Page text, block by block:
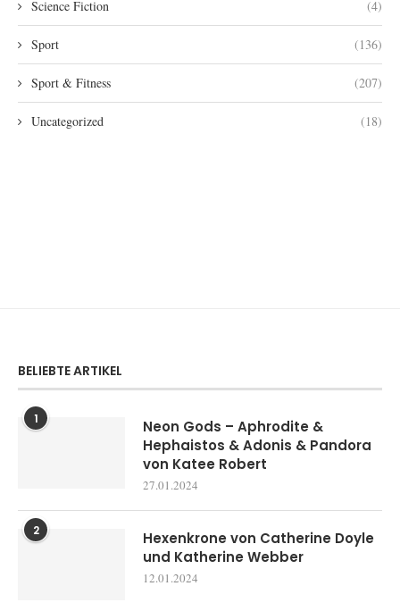
Science Fiction (4)
Sport (136)
Sport & Fitness (207)
Uncategorized (18)
BELIEBTE ARTIKEL
1
Neon Gods – Aphrodite &
Hephaistos & Adonis & Pandora
von Katee Robert
27.01.2024
2
Hexenkrone von Catherine Doyle
und Katherine Webber
12.01.2024